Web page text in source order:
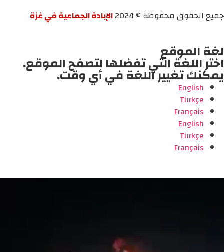
جميع الحقوق محفوظة © 2024
الإبادة الجماعية في غزة
لغة الموقع
اختر اللغة التي تفضلها لتصفح الموقع.
يمكنك تغيير اللغة في أي وقت.
English
Türkçe
Français
English
Türkçe
Français